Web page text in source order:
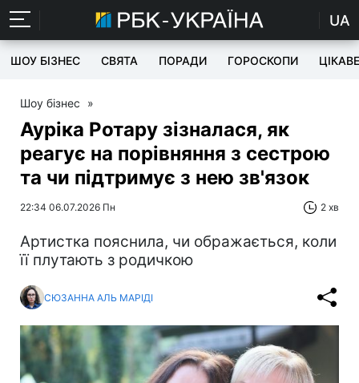
UA
ШОУ БІЗНЕС СВЯТА ПОРАДИ ГОРОСКОПИ ЦІКАВЕ
Шоу бізнес »
Ауріка Ротару зізналася, як
реагує на порівняння з сестрою
та чи підтримує з нею зв'язок
22:34 06.07.2026 Пн 2 хв
Артистка пояснила, чи ображається, коли
її плутають з родичкою
СЮЗАННА АЛЬ МАРІДІ